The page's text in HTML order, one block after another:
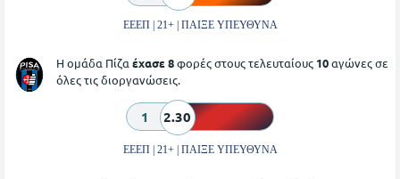
ΕΕΕΠ | 21+ | ΠΑΙΞΕ ΥΠΕΥΘΥΝΑ
Η ομάδα Πίζα έχασε 8φορές στους τελευταίους 10αγώνες σε
όλες τις διοργανώσεις.
1 2.30
ΕΕΕΠ | 21+ | ΠΑΙΞΕ ΥΠΕΥΘΥΝΑ